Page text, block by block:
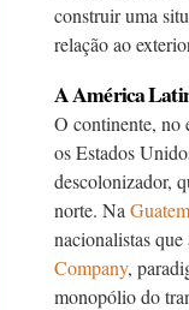
construir uma
relação ao
A América
O continente, no
os Estados
descolonizador,
norte. Na
nacionalistas
Company,
monopólio do